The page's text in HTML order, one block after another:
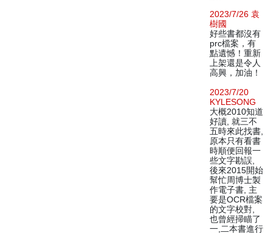
2023/7/26 袁
樹國
好些書都沒有
prc檔案，有
點遺憾！重新
上架還是令人
高興，加油！
2023/7/20
KYLESONG
大概2010知道
好讀, 就三不
五時來此找書,
原本只有看書
時順便回報一
些文字勘誤,
後來2015開始
幫忙周博士製
作電子書, 主
要是OCR檔案
的文字校對,
也曾經掃瞄了
一,二本書進行